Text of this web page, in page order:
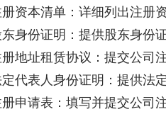
资本清单：详细列出注册
身份证明：提供股东身份证
地址租赁协议：提交公司
代表人身份证明：提供法
申请表：填写并提交公司注